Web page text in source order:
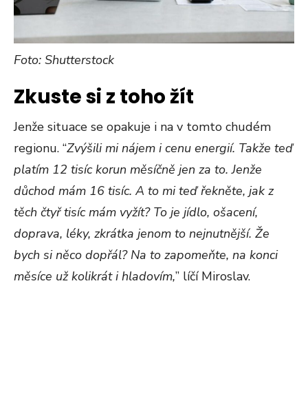
Foto: Shutterstock
Zkuste si z toho žít
Jenže situace se opakuje i na v tomto chudém
regionu. “Zvýšili mi nájem i cenu energií. Takže teď
platím 12 tisíc korun měsíčně jen za to. Jenže
důchod mám 16 tisíc. A to mi teď řekněte, jak z
těch čtyř tisíc mám vyžít? To je jídlo, ošacení,
doprava, léky, zkrátka jenom to nejnutnější. Že
bych si něco dopřál? Na to zapomeňte, na konci
měsíce už kolikrát i hladovím,” líčí Miroslav.